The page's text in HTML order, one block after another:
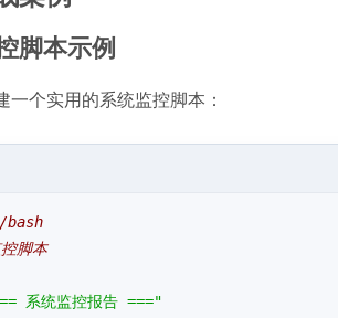
脚本示例
一个实用的系统监控脚本：
脚本
系统监控报告 ==="